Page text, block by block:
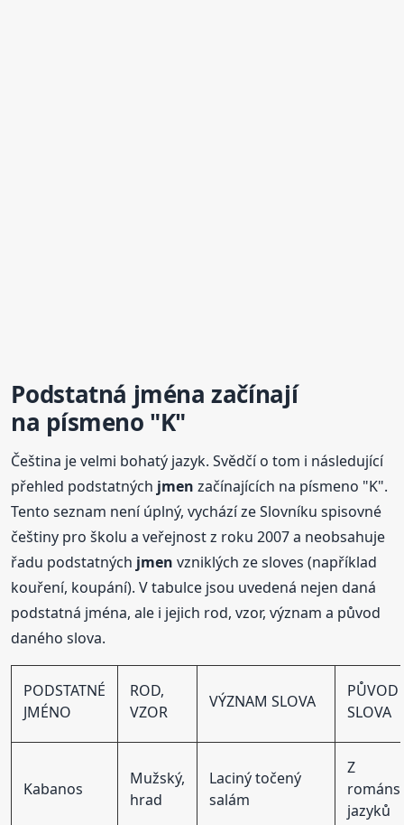
Podstatná jména začínají
na písmeno "K"
Čeština je velmi bohatý jazyk. Svědčí o tom i následující
přehled podstatných jmen začínajících na písmeno "K".
Tento seznam není úplný, vychází ze Slovníku spisovné
češtiny pro školu a veřejnost z roku 2007 a neobsahuje
řadu podstatných jmen vzniklých ze sloves (například
kouření, koupání). V tabulce jsou uvedená nejen daná
podstatná jména, ale i jejich rod, vzor, význam a původ
daného slova.
PODSTATNÉ
JMÉNO
ROD,
VZOR
VÝZNAM SLOVA
PŮVOD
SLOVA
Kabanos
Mužský,
hrad
Laciný točený
salám
Z
jazyků